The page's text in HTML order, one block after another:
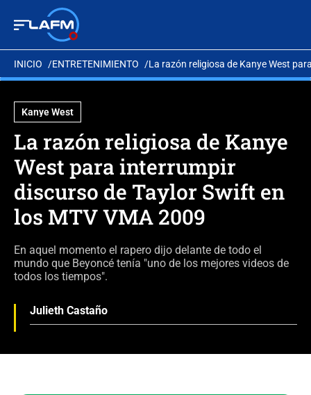
INICIO ENTRETENIMIENTO La razón religiosa de Kanye West
Kanye West
La razón religiosa de Kanye
West para interrumpir
discurso de Taylor Swift en
los MTV VMA 2009
En aquel momento el rapero dijo delante de todo el
mundo que Beyoncé tenía "uno de los mejores videos de
todos los tiempos".
Julieth Castaño